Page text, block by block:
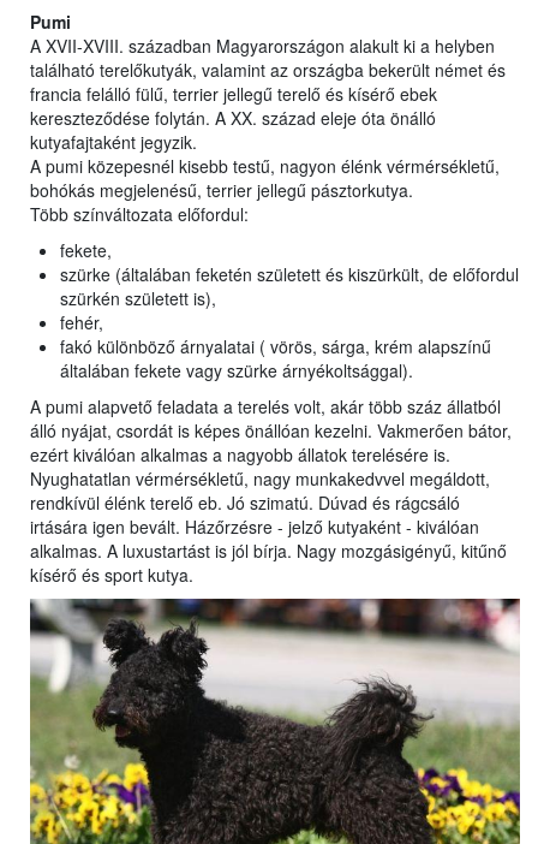
Pumi
A XVII-XVIII. században Magyarországon alakult ki a helyben
található terelőkutyák, valamint az országba bekerült német és
francia felálló fülű, terrier jellegű terelő és kísérő ebek
kereszteződése folytán. A XX. század eleje óta önálló
kutyafajtaként jegyzik.
A pumi közepesnél kisebb testű, nagyon élénk vérmérsékletű,
bohókás megjelenésű, terrier jellegű pásztorkutya.
Több színváltozata előfordul:
fekete,
szürke (általában feketén született és kiszürkült, de előfordul
szürkén született is),
fehér,
fakó különböző árnyalatai ( vörös, sárga, krém alapszínű
általában fekete vagy szürke árnyékoltsággal).
A pumi alapvető feladata a terelés volt, akár több száz állatból
álló nyájat, csordát is képes önállóan kezelni. Vakmerően bátor,
ezért kiválóan alkalmas a nagyobb állatok terelésére is.
Nyughatatlan vérmérsékletű, nagy munkakedvvel megáldott,
rendkívül élénk terelő eb. Jó szimatú. Dúvad és rágcsáló
irtására igen bevált. Házőrzésre - jelző kutyaként - kiválóan
alkalmas. A luxustartást is jól bírja. Nagy mozgásigényű, kitűnő
kísérő és sport kutya.